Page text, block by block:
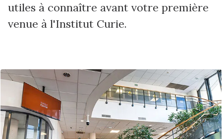
utiles à connaître avant votre première
venue à l'Institut Curie.